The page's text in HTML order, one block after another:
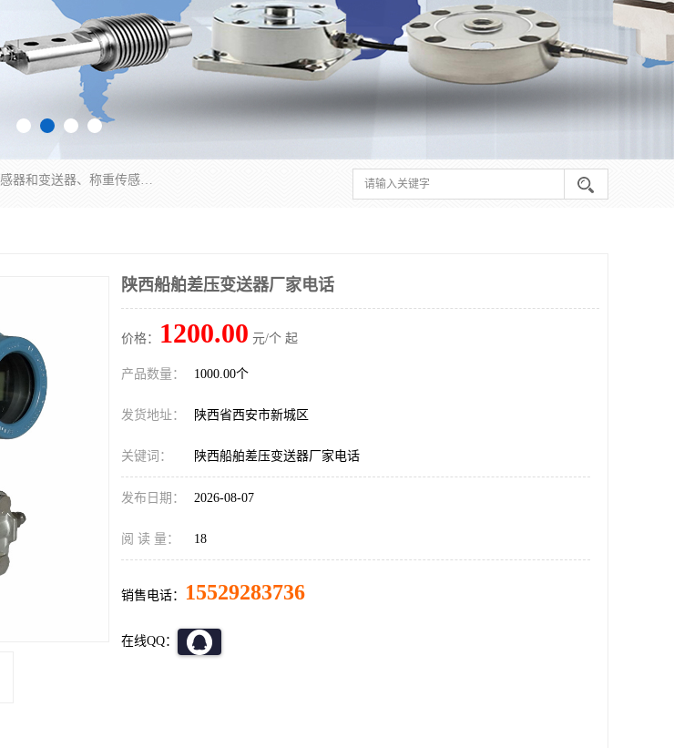
是集开发、生产和经营压力传感器和变送器、位移传感器和变送器、流量传感器和变送器、称重传感器和变送器、测力传感器和变送器、温湿度传感器和变送器、扭矩传感器、智能数显控制仪表等产品的化高新技术企业。
陕西船舶差压变送器厂家电话
价格： 1200.00 元/个 起
产品数量： 1000.00个
发货地址： 陕西省西安市新城区
关键词： 陕西船舶差压变送器厂家电话
发布日期： 2026-08-07
阅 读 量： 18
销售电话： 15529283736
在线QQ：